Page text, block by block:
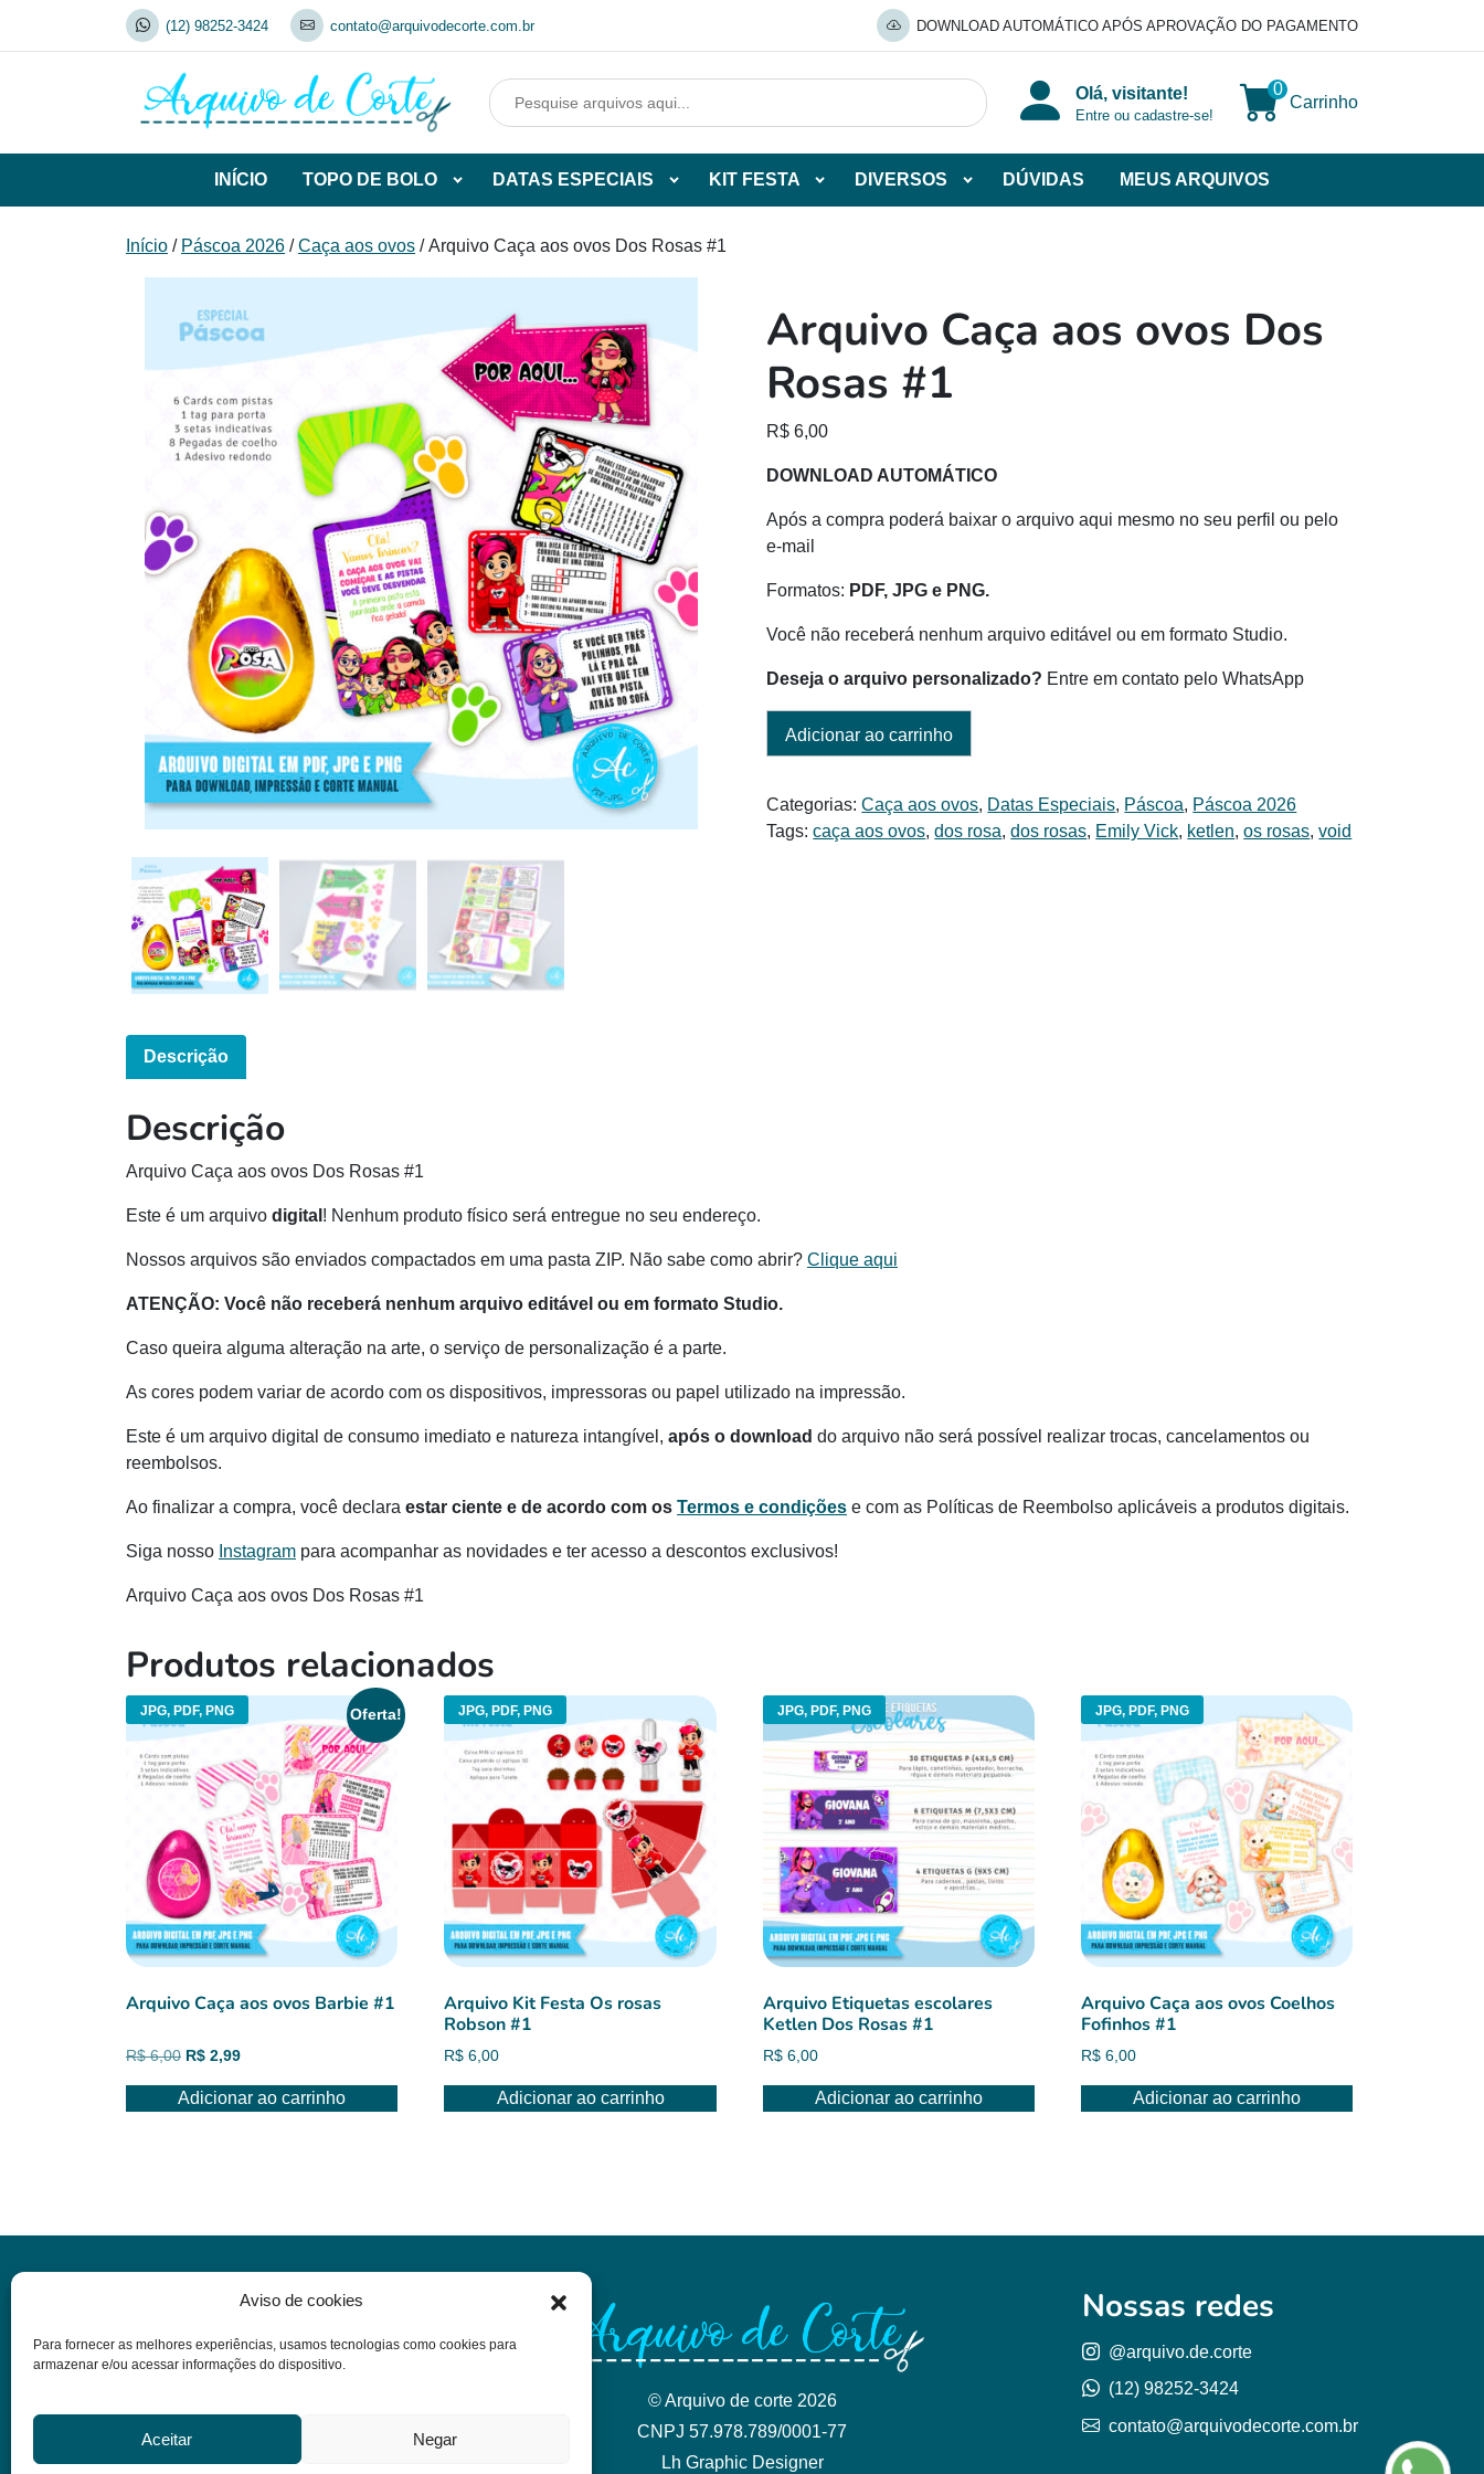
Aviso de cookies
Para fornecer as melhores experiências, usamos tecnologias como cookies para
armazenar e/ou acessar informações do dispositivo.
Aceitar Negar
(12) 98252-3424 contato@arquivodecorte.com.br DOWNLOAD AUTOMÁTICO APÓS APROVAÇÃO DO PAGAMENTO
Olá, visitante!
Entre ou cadastre-se!
0
Carrinho
INÍCIO TOPO DE BOLO
de
BOLO
DATAS ESPECIAIS
de
KIT FESTA DIVERSOS DÚVIDAS MEUS ARQUIVOS
Início / Páscoa 2026 /Caça aos ovos / Arquivo Caça aos ovos Dos Rosas #1
Arquivo Caça aos ovos Dos
Rosas #1
R$ 6,00
DOWNLOAD AUTOMÁTICO
Após a compra poderá baixar o arquivo aqui mesmo no seu perfil ou pelo
e-mail
Formatos: PDF, JPG e PNG.
Você não receberá nenhum arquivo editável ou em formato Studio.
Deseja o arquivo personalizado? Entre em contato pelo WhatsApp
Adicionar ao carrinho
Categorias:Caça aos ovos, Datas Especiais, Páscoa, Páscoa 2026
Tags:caça aos ovos,dos rosa,dos rosas, Emily Vick, ketlen,os rosas,void
Descrição
Descrição
Arquivo Caça aos ovos Dos Rosas #1
Este é um arquivo digital ! Nenhum produto físico será entregue no seu endereço.
Nossos arquivos são enviados compactados em uma pasta ZIP. Não sabe como abrir? Clique aqui
ATENÇÃO: Você não receberá nenhum arquivo editável ou em formato Studio.
Caso queira alguma alteração na arte, o serviço de personalização é a parte.
As cores podem variar de acordo com os dispositivos, impressoras ou papel utilizado na impressão.
Este é um arquivo digital de consumo imediato e natureza intangível, após o download do arquivo não será possível realizar trocas, cancelamentos ou
reembolsos.
Ao finalizar a compra, você declara estar ciente e de acordo com os Termos e condições e com as Políticas de Reembolso aplicáveis a produtos digitais.
Siga nosso Instagram para acompanhar as novidades e ter acesso a descontos exclusivos!
Arquivo Caça aos ovos Dos Rosas #1
Produtos relacionados
JPG, PDF, PNG Oferta!
Arquivo Caça aos ovos Barbie #1
R$6,00 O
original
R$ 2,99O
atual
Adicionar ao carrinho
JPG, PDF, PNG
Arquivo Kit Festa Os rosas
Robson #1
R$ 6,00
Adicionar ao carrinho
JPG, PDF, PNG
Arquivo Etiquetas escolares
Ketlen Dos Rosas #1
R$6,00
Adicionar ao carrinho
JPG, PDF, PNG
Arquivo Caça aos ovos Coelhos
Fofinhos #1
R$ 6,00
Adicionar ao carrinho
Informações
Dúvidas
Política de privacidade
© Arquivo de corte 2026
CNPJ 57.978.789/0001-77
Lh Graphic Designer
Nossas redes
@arquivo.de.corte
(12) 98252-3424
contato@arquivodecorte.com.br